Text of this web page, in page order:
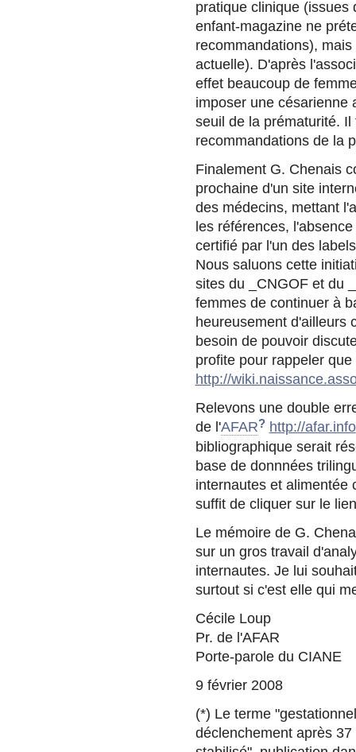
pratique clinique (issues
enfant-magazine ne
recommandations),
actuelle). D'après
effet beaucoup de
imposer une césarienne
seuil de la prématurité.
recommandations de la
Finalement G. Chenais
prochaine d'un site
des médecins, mettant
les références,
certifié par l'un des
Nous saluons cette
sites du _CNGOF et du
femmes de continuer à
heureusement d'ailleurs
besoin de pouvoir
profite pour rappeler
http://
Relevons une double
de l'AFAR? http://afar.info
bibliographique serait
base de donnnées
internautes et alimentée
suffit de cliquer sur le
Le mémoire de G.
sur un gros travail
internautes. Je lui
surtout si c'est elle qui
Cécile Loup
Pr. de l'AFAR
Porte-parole du CIANE
9 février 2008
(*) Le terme
déclenchement après